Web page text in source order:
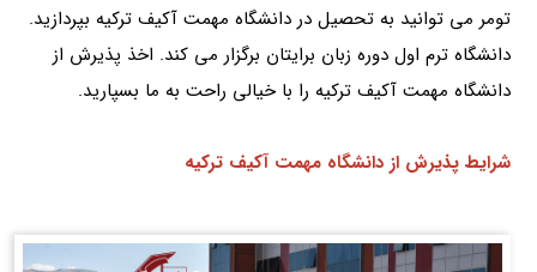
تومر می توانید به تحصیل در دانشگاه مهمت آکیف ترکیه بپردازید.
دانشگاه ترم اول دوره زبان برایتان برگزار می کند. اخذ پذیرش از
دانشگاه مهمت آکیف ترکیه را با خیالی راحت به ما بسپارید.
شرایط پذیرش از دانشگاه مهمت آکیف ترکیه